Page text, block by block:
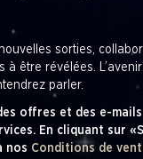
sorties,
être révélées.
parler.
offres et des e-
En cliquant sur
nos Conditions de